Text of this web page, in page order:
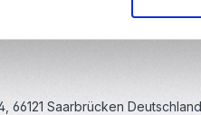
66121 Saarbrücken